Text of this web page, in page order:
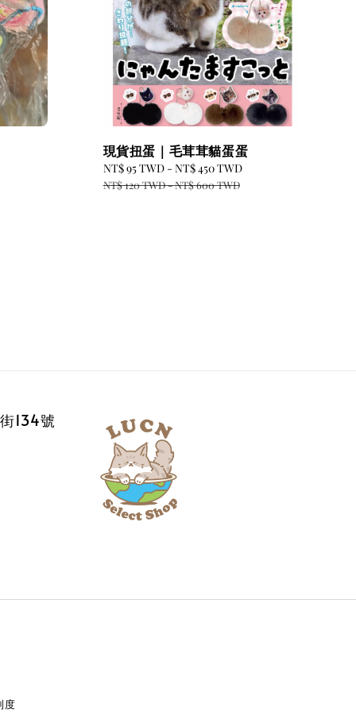
現貨扭蛋｜毛茸茸貓蛋蛋
Sale
price
NT$ 95 TWD- NT$ 450 TWD
NT$ 120 TWD-NT$ 600 TWD
134號
度